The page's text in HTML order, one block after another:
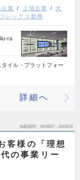
業 上場企業
大
フレックス勤務
ra
イル・プラットフォー
詳細へ
掲載期間 26/08/07～26/08/20
客様の「理想
の事業リー